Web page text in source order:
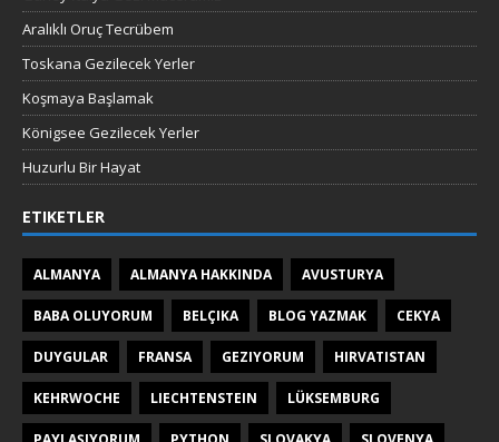
Aralıklı Oruç Tecrübem
Toskana Gezilecek Yerler
Koşmaya Başlamak
Königsee Gezilecek Yerler
Huzurlu Bir Hayat
ETIKETLER
ALMANYA ALMANYA HAKKINDA AVUSTURYA
BABA OLUYORUM BELÇIKA BLOG YAZMAK CEKYA
DUYGULAR FRANSA GEZIYORUM HIRVATISTAN
KEHRWOCHE LIECHTENSTEIN LÜKSEMBURG